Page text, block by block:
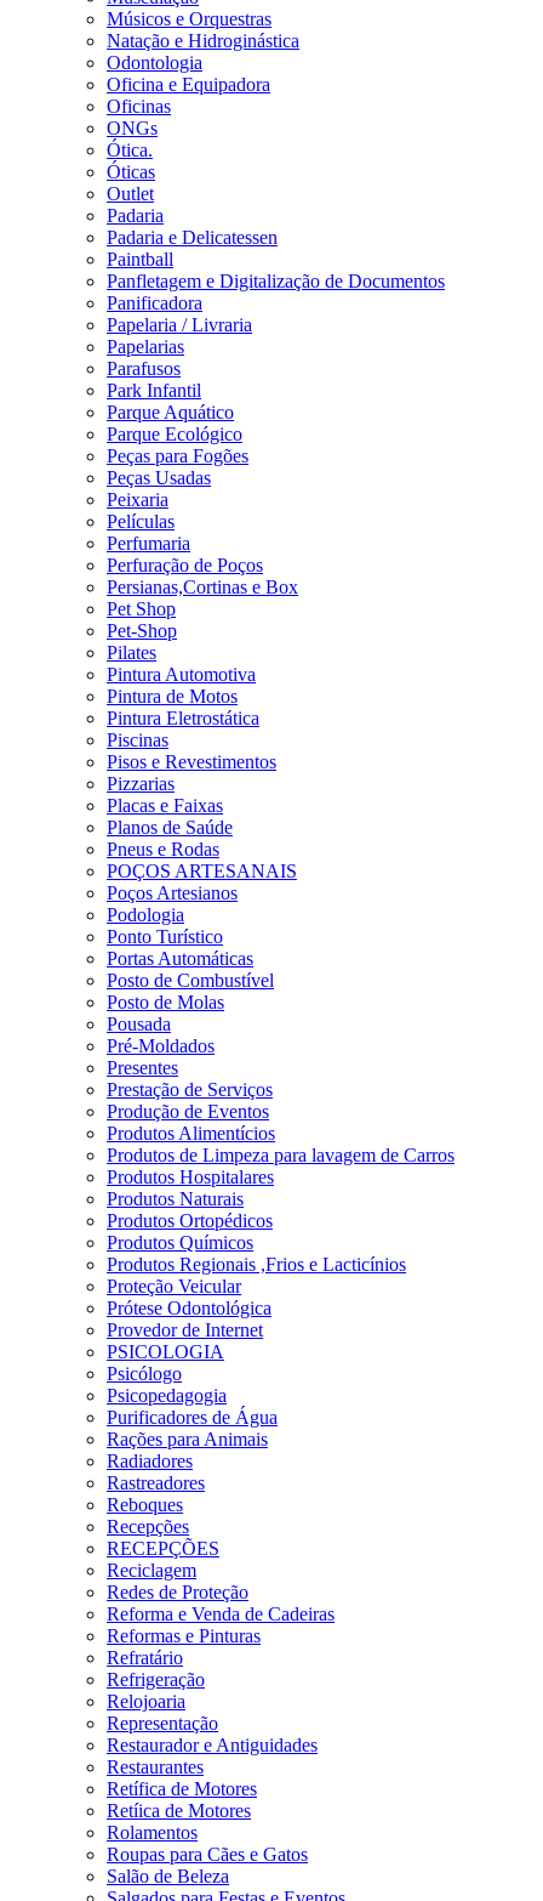
Músicos e Orquestras
Natação e Hidroginástica
Odontologia
Oficina e Equipadora
Oficinas
ONGs
Ótica.
Óticas
Outlet
Padaria
Padaria e Delicatessen
Paintball
Panfletagem e Digitalização de Documentos
Panificadora
Papelaria / Livraria
Papelarias
Parafusos
Park Infantil
Parque Aquático
Parque Ecológico
Peças para Fogões
Peças Usadas
Peixaria
Películas
Perfumaria
Perfuração de Poços
Persianas,Cortinas e Box
Pet Shop
Pet-Shop
Pilates
Pintura Automotiva
Pintura de Motos
Pintura Eletrostática
Piscinas
Pisos e Revestimentos
Pizzarias
Placas e Faixas
Planos de Saúde
Pneus e Rodas
POÇOS ARTESANAIS
Poços Artesianos
Podologia
Ponto Turístico
Portas Automáticas
Posto de Combustível
Posto de Molas
Pousada
Pré-Moldados
Presentes
Prestação de Serviços
Produção de Eventos
Produtos Alimentícios
Produtos de Limpeza para lavagem de Carros
Produtos Hospitalares
Produtos Naturais
Produtos Ortopédicos
Produtos Químicos
Produtos Regionais ,Frios e Lacticínios
Proteção Veicular
Prótese Odontológica
Provedor de Internet
PSICOLOGIA
Psicólogo
Psicopedagogia
Purificadores de Água
Rações para Animais
Radiadores
Rastreadores
Reboques
Recepções
RECEPÇÕES
Reciclagem
Redes de Proteção
Reforma e Venda de Cadeiras
Reformas e Pinturas
Refratário
Refrigeração
Relojoaria
Representação
Restaurador e Antiguidades
Restaurantes
Retífica de Motores
Retíica de Motores
Rolamentos
Roupas para Cães e Gatos
Salão de Beleza